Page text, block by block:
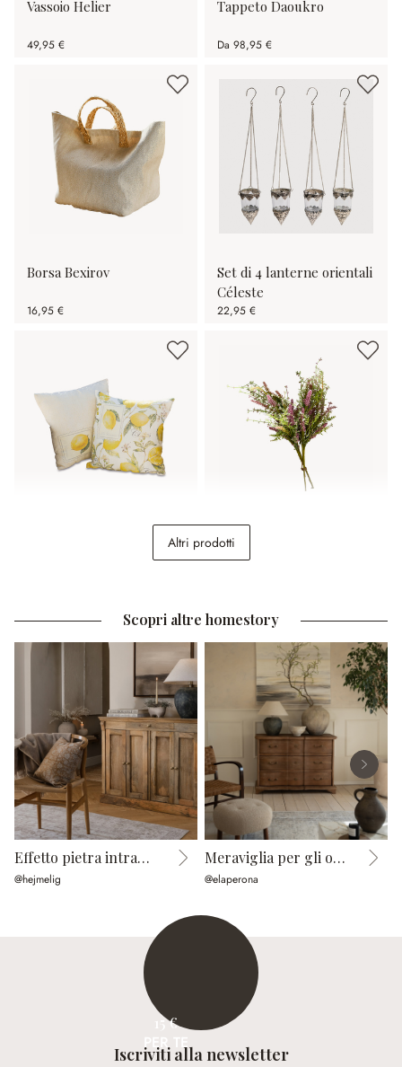
Vassoio Helier
49,95 €
Tappeto Daoukro
Da 98,95 €
Borsa Bexirov
16,95 €
Set di 4 lanterne orientali
Céleste
22,95 €
Coppia di mazzi di fiori
decorativi Oiselette
Altri prodotti
Scopri altre homestory
Effetto pietra intramontabile
@hejmelig
Meraviglia per gli occhi
@elaperona
15 €
PER TE
Iscriviti alla newsletter